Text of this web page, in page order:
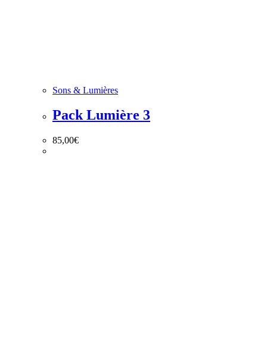
Sons & Lumières
Pack Lumière 3
85,00€